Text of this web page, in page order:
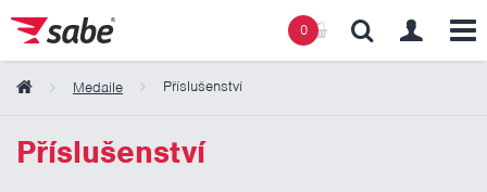
0
Medaile Příslušenství
Příslušenství
Obsah košíku